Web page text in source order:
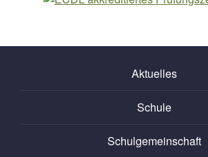
Aktuelles
Schule
Schulgemeinschaft